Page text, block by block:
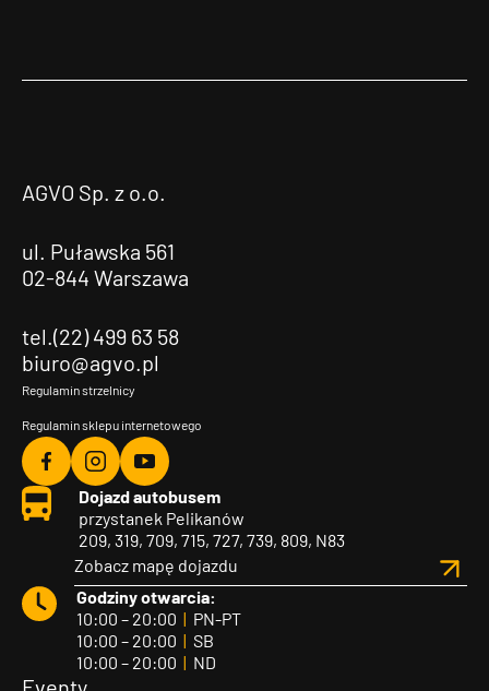
AGVO Sp. z o.o.
ul. Puławska 561
02-844 Warszawa
tel.(22) 499 63 58
biuro@agvo.pl
Regulamin strzelnicy
Regulamin sklepu internetowego
Agvo
Facebook
Agvo
Instagram
Agvo
YouTube
Dojazd autobusem
przystanek Pelikanów
209, 319, 709, 715, 727, 739, 809, N83
Zobacz mapę dojazdu
Godziny otwarcia:
10:00 – 20:00 | PN-PT
10:00 – 20:00 | SB
10:00 – 20:00 | ND